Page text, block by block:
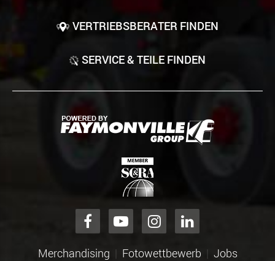
VERTRIEBSBERATER FINDEN
SERVICE & TEILE FINDEN
Merchandising Fotowettbewerb Jobs